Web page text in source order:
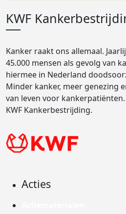
KWF
Kanker raakt ons allemaal.
45.000 mensen als gevolg van
hiermee in Nederland
Minder kanker, meer genezing
van leven voor
KWF Kankerbestrijding.
Acties